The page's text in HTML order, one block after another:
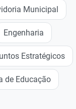
Municipal
Engenharia
Estratégicos
de Educação